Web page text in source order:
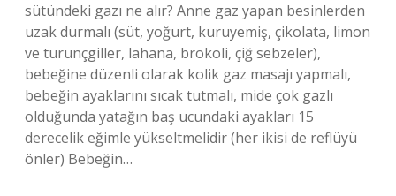
sütündeki gazı ne alır? Anne gaz yapan besinlerden
uzak durmalı (süt, yoğurt, kuruyemiş, çikolata, limon
ve turunçgiller, lahana, brokoli, çiğ sebzeler),
bebeğine düzenli olarak kolik gaz masajı yapmalı,
bebeğin ayaklarını sıcak tutmalı, mide çok gazlı
olduğunda yatağın baş ucundaki ayakları 15
derecelik eğimle yükseltmelidir (her ikisi de reflüyü
önler) Bebeğin…